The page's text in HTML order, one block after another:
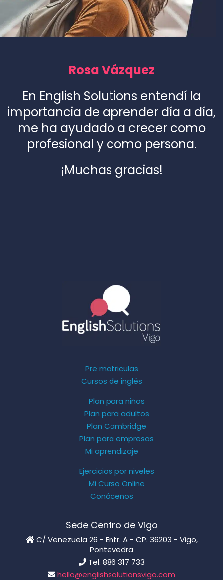
Rosa Vázquez
En English Solutions entendí la
importancia de aprender día a día,
me ha ayudado a crecer como
profesional y como persona.
¡Muchas gracias!
Pre matriculas
Cursos de inglés
Plan para niños
Plan para adultos
Plan Cambridge
Plan para empresas
Mi aprendizaje
Ejercicios por niveles
Mi Curso Online
Conócenos
Sede Centro de Vigo
C/ Venezuela 26 - Entr. A - CP. 36203 - Vigo,
Pontevedra
Tel. 886 317 733
hello@englishsolutionsvigo.com